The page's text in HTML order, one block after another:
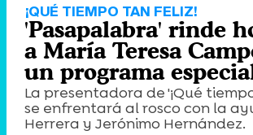
¡QUÉ TIEMPO TAN FELIZ!
'Pasapalabra' rinde
a María Teresa
un programa
La presentadora de '¡Qué
se enfrentará al rosco con la
Herrera y Jerónimo Hernández.